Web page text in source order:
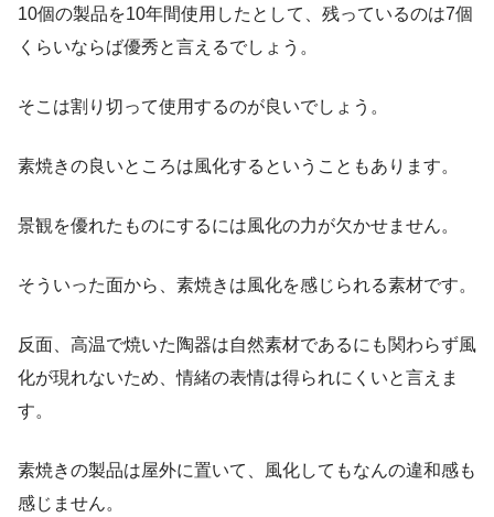
10個の製品を10年間使用したとして、残っているのは7個
くらいならば優秀と言えるでしょう。
そこは割り切って使用するのが良いでしょう。
素焼きの良いところは風化するということもあります。
景観を優れたものにするには風化の力が欠かせません。
そういった面から、素焼きは風化を感じられる素材です。
反面、高温で焼いた陶器は自然素材であるにも関わらず風
化が現れないため、情緒の表情は得られにくいと言えま
す。
素焼きの製品は屋外に置いて、風化してもなんの違和感も
感じません。